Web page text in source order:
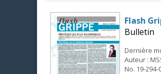
Flash
Bulletin
Dernière
Auteur :
No. 19-294-